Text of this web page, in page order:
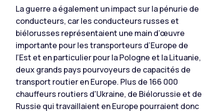
La guerre a également un impact sur la pénurie de
conducteurs, car les conducteurs russes et
biélorusses représentaient une main d’œuvre
importante pour les transporteurs d’Europe de
l’Est et en particulier pour la Pologne et la Lituanie,
deux grands pays pourvoyeurs de capacités de
transport routier en Europe. Plus de 166 000
chauffeurs routiers d'Ukraine, de Biélorussie et de
Russie qui travaillaient en Europe pourraient donc